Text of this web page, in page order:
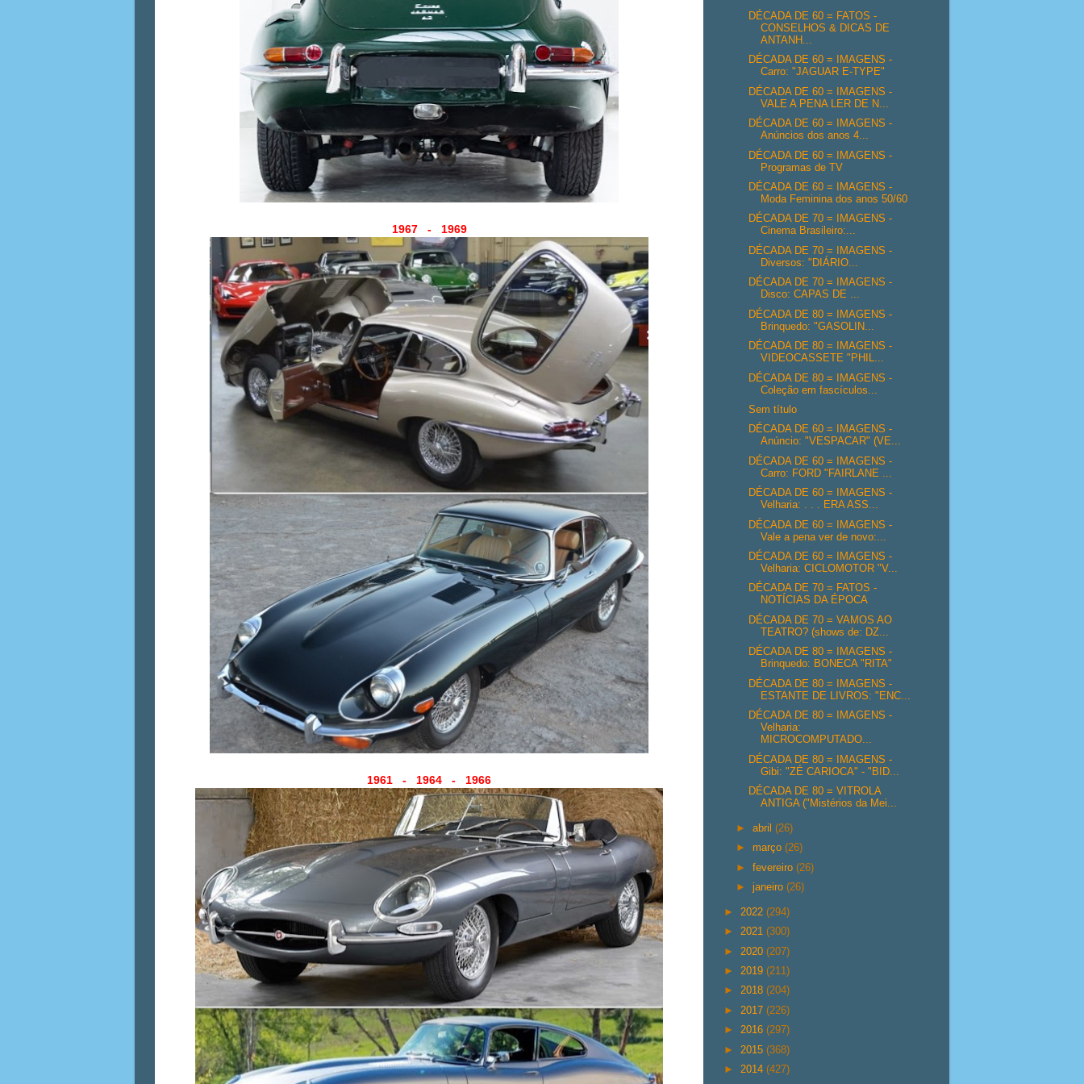
1967 - 1969
1961 - 1964 - 1966
DÉCADA DE 60 = FATOS -
CONSELHOS & DICAS DE
ANTANH...
DÉCADA DE 60 = IMAGENS -
Carro: "JAGUAR E-TYPE"
DÉCADA DE 60 = IMAGENS -
VALE A PENA LER DE N...
DÉCADA DE 60 = IMAGENS -
Anúncios dos anos 4...
DÉCADA DE 60 = IMAGENS -
Programas de TV
DÉCADA DE 60 = IMAGENS -
Moda Feminina dos anos 50/60
DÉCADA DE 70 = IMAGENS -
Cinema Brasileiro:...
DÉCADA DE 70 = IMAGENS -
Diversos: "DIÁRIO...
DÉCADA DE 70 = IMAGENS -
Disco: CAPAS DE ...
DÉCADA DE 80 = IMAGENS -
Brinquedo: "GASOLIN...
DÉCADA DE 80 = IMAGENS -
VIDEOCASSETE "PHIL...
DÉCADA DE 80 = IMAGENS -
Coleção em fascículos...
Sem título
DÉCADA DE 60 = IMAGENS -
Anúncio: "VESPACAR" (VE...
DÉCADA DE 60 = IMAGENS -
Carro: FORD "FAIRLANE ...
DÉCADA DE 60 = IMAGENS -
Velharia: . . . ERA ASS...
DÉCADA DE 60 = IMAGENS -
Vale a pena ver de novo:...
DÉCADA DE 60 = IMAGENS -
Velharia: CICLOMOTOR "V...
DÉCADA DE 70 = FATOS -
NOTÍCIAS DA ÉPOCA
DÉCADA DE 70 = VAMOS AO
TEATRO? (shows de: DZ...
DÉCADA DE 80 = IMAGENS -
Brinquedo: BONECA "RITA"
DÉCADA DE 80 = IMAGENS -
ESTANTE DE LIVROS: "ENC...
DÉCADA DE 80 = IMAGENS -
Velharia:
MICROCOMPUTADO...
DÉCADA DE 80 = IMAGENS -
Gibi: "ZÉ CARIOCA" - "BID...
DÉCADA DE 80 = VITROLA
ANTIGA ("Mistérios da Mei...
►abril(26)
► março(26)
►fevereiro(26)
►janeiro(26)
► 2022 (294)
► 2021 (300)
► 2020 (207)
► 2019 (211)
► 2018 (204)
► 2017 (226)
► 2016 (297)
► 2015 (368)
► 2014 (427)